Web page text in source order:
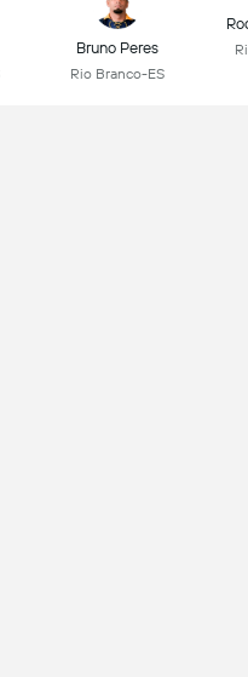
Bruno Peres
Rio Branco-ES